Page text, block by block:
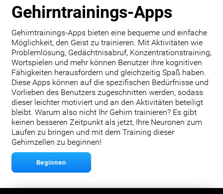
Gehirntrainings-Apps
Gehirntrainings-Apps bieten eine bequeme und einfache
Möglichkeit, den Geist zu trainieren. Mit Aktivitäten wie
Problemlösung, Gedächtnisabruf, Konzentrationstraining,
Wortspielen und mehr können Benutzer ihre kognitiven
Fähigkeiten herausfordern und gleichzeitig Spaß haben.
Diese Apps können auf die spezifischen Bedürfnisse und
Vorlieben des Benutzers zugeschnitten werden, sodass
dieser leichter motiviert und an den Aktivitäten beteiligt
bleibt. Warum also nicht Ihr Gehirn trainieren? Es gibt
keinen besseren Zeitpunkt als jetzt, Ihre Neuronen zum
Laufen zu bringen und mit dem Training dieser
Gehirnzellen zu beginnen!
Beginnen